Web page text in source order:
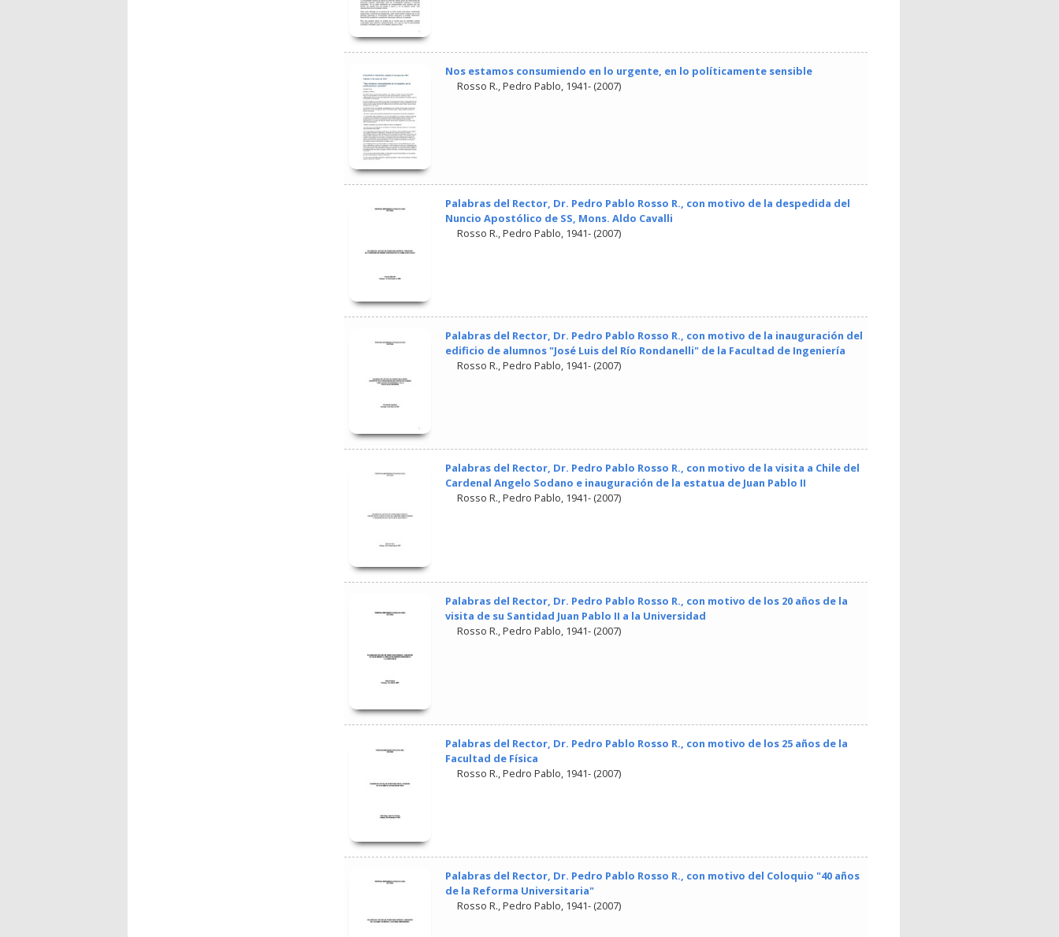
Nos estamos consumiendo en lo urgente, en lo políticamente sensible
Rosso R., Pedro Pablo, 1941- (2007)
Palabras del Rector, Dr. Pedro Pablo Rosso R., con motivo de la despedida del
Nuncio Apostólico de SS, Mons. Aldo Cavalli
Rosso R., Pedro Pablo, 1941- (2007)
Palabras del Rector, Dr. Pedro Pablo Rosso R., con motivo de la inauguración del
edificio de alumnos "José Luis del Río Rondanelli" de la Facultad de Ingeniería
Rosso R., Pedro Pablo, 1941- (2007)
Palabras del Rector, Dr. Pedro Pablo Rosso R., con motivo de la visita a Chile del
Cardenal Angelo Sodano e inauguración de la estatua de Juan Pablo II
Rosso R., Pedro Pablo, 1941- (2007)
Palabras del Rector, Dr. Pedro Pablo Rosso R., con motivo de los 20 años de la
visita de su Santidad Juan Pablo II a la Universidad
Rosso R., Pedro Pablo, 1941- (2007)
Palabras del Rector, Dr. Pedro Pablo Rosso R., con motivo de los 25 años de la
Facultad de Física
Rosso R., Pedro Pablo, 1941- (2007)
Palabras del Rector, Dr. Pedro Pablo Rosso R., con motivo del Coloquio "40 años
de la Reforma Universitaria"
Rosso R., Pedro Pablo, 1941- (2007)